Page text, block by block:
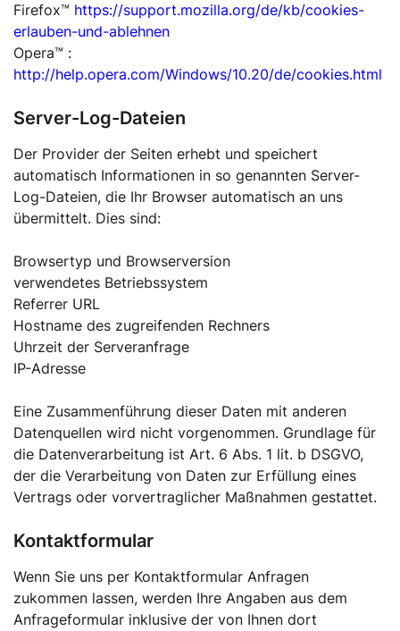
Firefox™ https://support.mozilla.org/de/kb/cookies-
erlauben-und-ablehnen
Opera™ :
http://help.opera.com/Windows/10.20/de/cookies.html
Server-Log-Dateien
Der Provider der Seiten erhebt und speichert
automatisch Informationen in so genannten Server-
Log-Dateien, die Ihr Browser automatisch an uns
übermittelt. Dies sind:
Browsertyp und Browserversion
verwendetes Betriebssystem
Referrer URL
Hostname des zugreifenden Rechners
Uhrzeit der Serveranfrage
IP-Adresse
Eine Zusammenführung dieser Daten mit anderen
Datenquellen wird nicht vorgenommen. Grundlage für
die Datenverarbeitung ist Art. 6 Abs. 1 lit. b DSGVO,
der die Verarbeitung von Daten zur Erfüllung eines
Vertrags oder vorvertraglicher Maßnahmen gestattet.
Kontaktformular
Wenn Sie uns per Kontaktformular Anfragen
zukommen lassen, werden Ihre Angaben aus dem
Anfrageformular inklusive der von Ihnen dort